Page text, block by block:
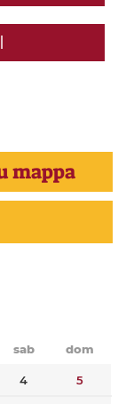
mappa
sab dom
4 5